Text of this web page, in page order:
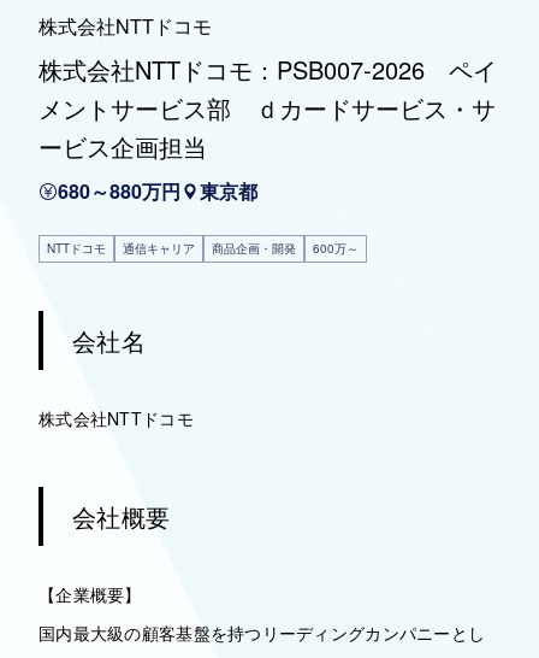
株式会社NTTドコモ
株式会社NTTドコモ：PSB007-2026 ペイ
メントサービス部 ｄカードサービス・サ
ービス企画担当
680～880万円 東京都
NTTドコモ 通信キャリア 商品企画・開発 600万～
会社名
株式会社NTTドコモ
会社概要
【企業概要】
国内最大級の顧客基盤を持つリーディングカンパニーとし